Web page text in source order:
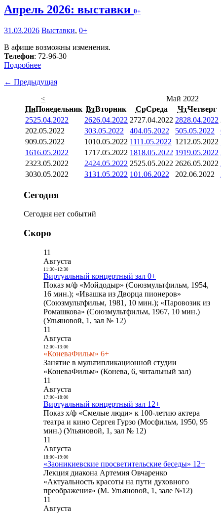
Апрель 2026: выставки 0+
31.03.2026 Выставки, 0+
В афише возможны изменения.
Телефон: 72-96-30
Подробнее
← Предыдущая
<
Май 2022
ПнПонедельник ВтВторник СрСреда ЧтЧетверг
2525.04.2022 2626.04.2022 2727.04.2022 2828.04.2022
202.05.2022 303.05.2022 404.05.2022 505.05.2022
909.05.2022 1010.05.2022 1111.05.2022 1212.05.2022
1616.05.2022 1717.05.2022 1818.05.2022 1919.05.2022
2323.05.2022 2424.05.2022 2525.05.2022 2626.05.2022
3030.05.2022 3131.05.2022 101.06.2022 202.06.2022
Сегодня
Сегодня нет событий
Скоро
11
Августа
11:30- 12:30
Виртуальный концертный зал 0+
Показ м/ф «Мойдодыр» (Союзмультфильм, 1954,
16 мин.); «Ивашка из Дворца пионеров»
(Союзмультфильм, 1981, 10 мин.); «Паровозик из
Ромашкова» (Союзмультфильм, 1967, 10 мин.)
(Ульяновой, 1, зал № 12)
11
Августа
12:00- 13:00
«КоневаФильм» 6+
Занятие в мультипликационной студии
«КоневаФильм» (Конева, 6, читальный зал)
11
Августа
17:00- 18:00
Виртуальный концертный зал 12+
Показ х/ф «Смелые люди» к 100-летию актера
театра и кино Сергея Гурзо (Мосфильм, 1950, 95
мин.) (Ульяновой, 1, зал № 12)
11
Августа
18:00- 19:00
«Заоникиевские просветительские беседы» 12+
Лекция диакона Артемия Овчаренко
«Актуальность красоты на пути духовного
преображения» (М. Ульяновой, 1, зале №12)
11
Августа